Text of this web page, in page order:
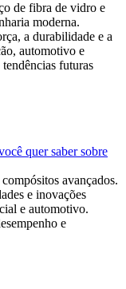
de fibra de vidro e
moderna.
a durabilidade e a
automotivo e
futuras
quer saber sobre
avançados.
e inovações
e automotivo.
e